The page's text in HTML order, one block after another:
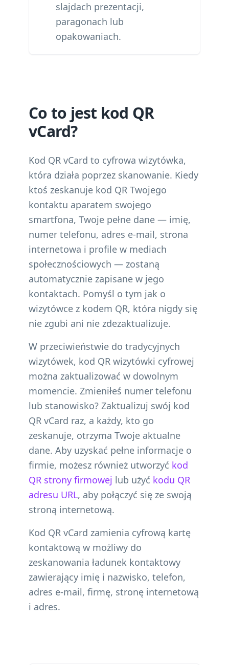
slajdach prezentacji,
paragonach lub
opakowaniach.
Co to jest kod QR
vCard?
Kod QR vCard to cyfrowa wizytówka,
która działa poprzez skanowanie. Kiedy
ktoś zeskanuje kod QR Twojego
kontaktu aparatem swojego
smartfona, Twoje pełne dane — imię,
numer telefonu, adres e-mail, strona
internetowa i profile w mediach
społecznościowych — zostaną
automatycznie zapisane w jego
kontaktach. Pomyśl o tym jak o
wizytówce z kodem QR, która nigdy się
nie zgubi ani nie zdezaktualizuje.
W przeciwieństwie do tradycyjnych
wizytówek, kod QR wizytówki cyfrowej
można zaktualizować w dowolnym
momencie. Zmieniłeś numer telefonu
lub stanowisko? Zaktualizuj swój kod
QR vCard raz, a każdy, kto go
zeskanuje, otrzyma Twoje aktualne
dane. Aby uzyskać pełne informacje o
firmie, możesz również utworzyć kod
QR strony firmowej lub użyć kodu QR
adresu URL, aby połączyć się ze swoją
stroną internetową.
Kod QR vCard zamienia cyfrową kartę
kontaktową w możliwy do
zeskanowania ładunek kontaktowy
zawierający imię i nazwisko, telefon,
adres e-mail, firmę, stronę internetową
i adres.